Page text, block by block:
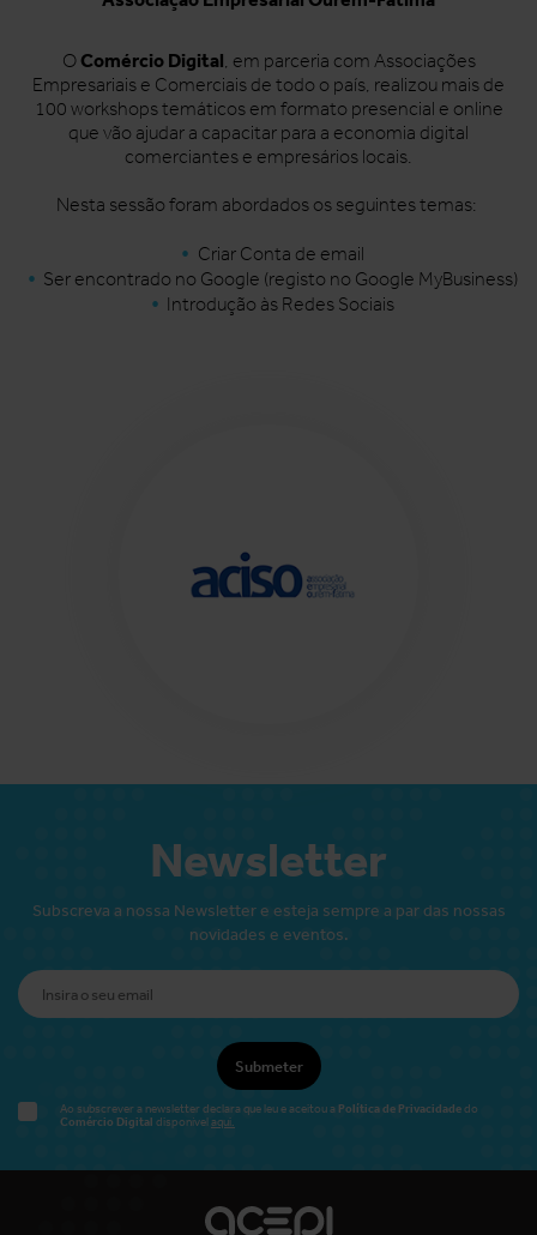
O Comércio Digital, em parceria com Associações
Empresariais e Comerciais de todo o país, realizou mais de
100 workshops temáticos em formato presencial e online
que vão ajudar a capacitar para a economia digital
comerciantes e empresários locais.
Nesta sessão foram abordados os seguintes temas:
Criar Conta de email
Ser encontrado no Google (registo no Google MyBusiness)
Introdução às Redes Sociais
Newsletter
Subscreva a nossa Newsletter e esteja sempre a par das nossas
novidades e eventos.
Submeter
Ao subscrever a newsletter declara que leu e aceitou a Política de Privacidadedo
Comércio Digital disponível aqui.